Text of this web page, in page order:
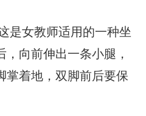
是女教师适用的一种坐
向前伸出一条小腿，
掌着地，双脚前后要保